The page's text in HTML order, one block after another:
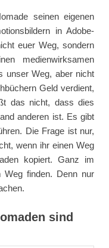
seinen eigenen
in Adobe-
euer Weg, sondern
medienwirksamen
unser Weg, aber nicht
Geld verdient,
das nicht, dass dies
anderen ist. Es gibt
Die Frage ist nur,
wenn ihr einen Weg
kopiert. Ganz im
Weg finden. Denn nur
sind